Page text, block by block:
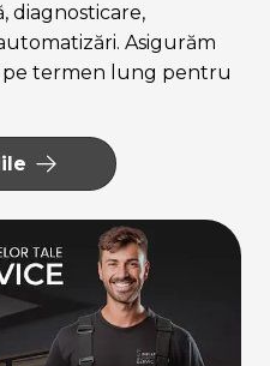
diagnosticare,
Asigurăm
pe termen lung pentru